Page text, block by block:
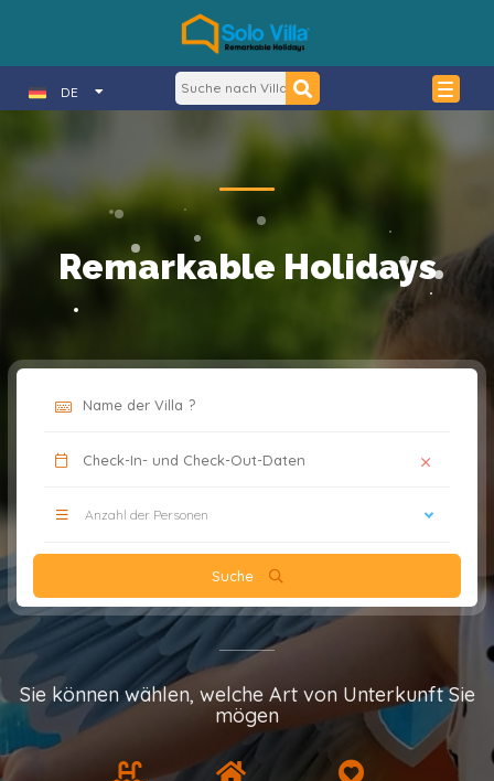
DE
Remarkable Holidays
Anzahl der Personen
Suche
Sie können wählen, welche Art von Unterkunft Sie
mögen